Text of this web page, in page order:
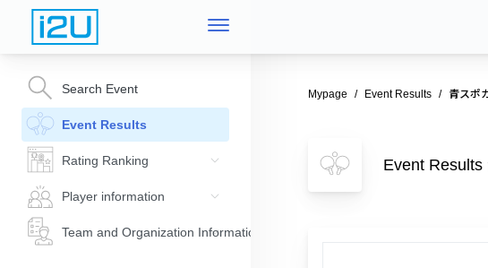
Search Event
Event Results
Rating Ranking
Player information
Team and Organization Information
Mypage Event Results 青スポ
Event